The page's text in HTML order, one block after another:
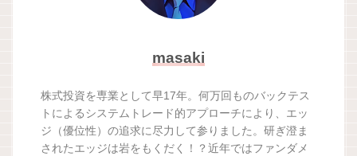
masaki
株式投資を専業として早17年。何万回ものバックテス
トによるシステムトレード的アプローチにより、エッ
ジ（優位性）の追求に尽力して参りました。研ぎ澄ま
されたエッジは岩をもくだく！？近年ではファンダメ